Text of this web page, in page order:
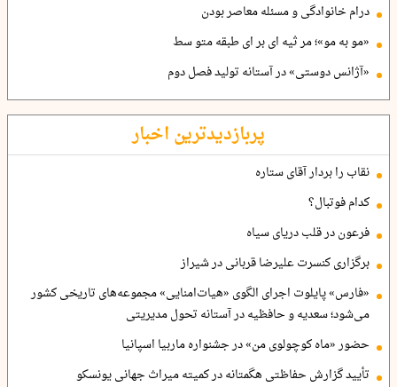
درام خانوادگی و مسئله معاصر بودن
«مو به مو»؛ مر ثیه ای بر ای طبقه متو سط
«آژانس دوستی» در آستانه تولید فصل دوم
پربازدیدترین اخبار
نقاب را بردار آقای ستاره
کدام فوتبال؟
فرعون در قلب دریای سیاه
برگزاری کنسرت علیرضا قربانی در شیراز
«فارس» پایلوت اجرای الگوی «هیات‌امنایی» مجموعه‌های تاریخی کشور
می‌شود؛ سعدیه و حافظیه در آستانه تحول مدیریتی
حضور «ماه کوچولوی من» در جشنواره ماربیا اسپانیا
تأیید گزارش حفاظتی هگمتانه در کمیته میراث جهانی یونسکو